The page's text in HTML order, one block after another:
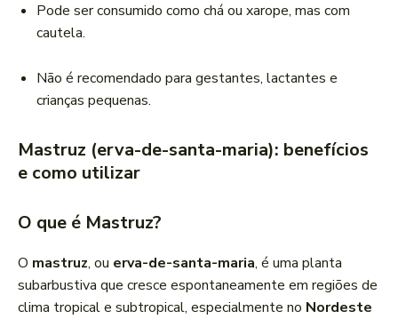
Pode ser consumido como chá ou xarope, mas com
cautela.
Não é recomendado para gestantes, lactantes e
crianças pequenas.
Mastruz (erva-de-santa-maria): benefícios
e como utilizar
O que é Mastruz?
O mastruz, ou erva-de-santa-maria, é uma planta
subarbustiva que cresce espontaneamente em regiões de
clima tropical e subtropical, especialmente no Nordeste